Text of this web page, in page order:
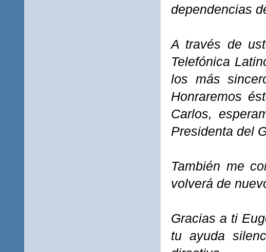
dependencias
A través de
Telefónica
los más
Honraremos
Carlos,
Presidenta del
También me
volverá de
Gracias a ti
tu ayuda